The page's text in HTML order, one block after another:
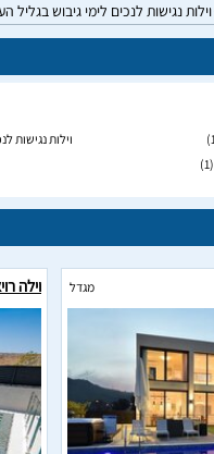
וילות נגישות לנכים לימי גיבוש בגליל
וילות נגישות
(1)
מגדל וילה